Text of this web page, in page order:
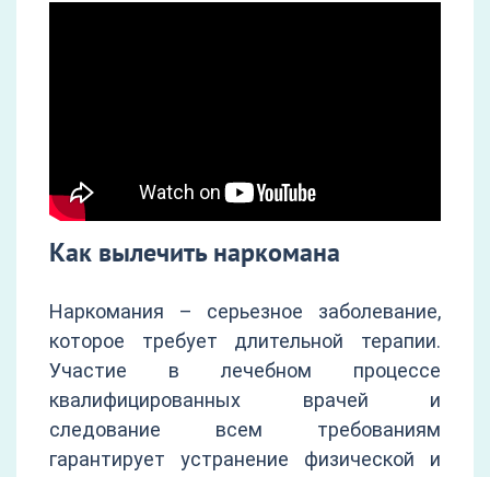
Как вылечить наркомана
Наркомания – серьезное заболевание,
которое требует длительной терапии.
Участие в лечебном процессе
квалифицированных врачей и
следование всем требованиям
гарантирует устранение физической и